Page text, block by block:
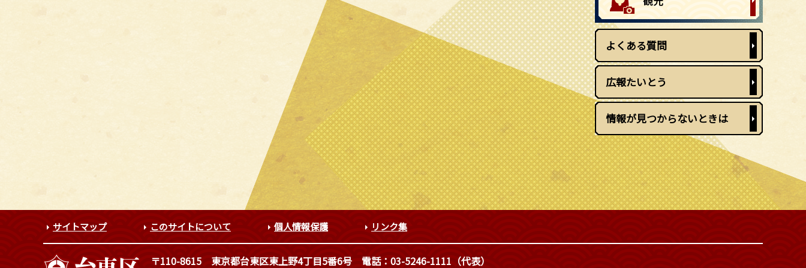
よくある質問
広報たいとう
情報が見つからないときは
サイトマップ このサイトについて 個人情報保護 リンク集
〒110-8615 東京都台東区東上野4丁目5番6号 電話：03-5246-1111（代表）